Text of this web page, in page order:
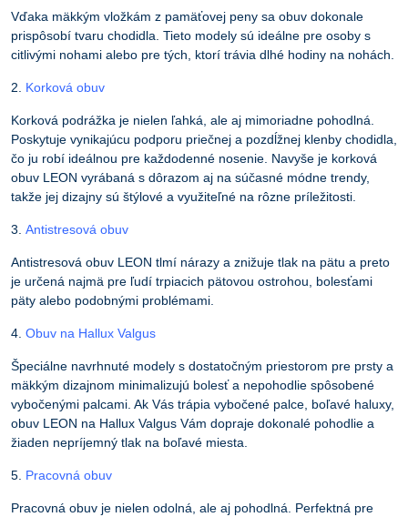
Vďaka mäkkým vložkám z pamäťovej peny sa obuv dokonale
prispôsobí tvaru chodidla. Tieto modely sú ideálne pre osoby s
citlivými nohami alebo pre tých, ktorí trávia dlhé hodiny na nohách.
2. Korková obuv
Korková podrážka je nielen ľahká, ale aj mimoriadne pohodlná.
Poskytuje vynikajúcu podporu priečnej a pozdĺžnej klenby chodidla,
čo ju robí ideálnou pre každodenné nosenie. Navyše je korková
obuv LEON vyrábaná s dôrazom aj na súčasné módne trendy,
takže jej dizajny sú štýlové a využiteľné na rôzne príležitosti.
3. Antistresová obuv
Antistresová obuv LEON tlmí nárazy a znižuje tlak na pätu a preto
je určená najmä pre ľudí trpiacich pätovou ostrohou, bolesťami
päty alebo podobnými problémami.
4. Obuv na Hallux Valgus
Špeciálne navrhnuté modely s dostatočným priestorom pre prsty a
mäkkým dizajnom minimalizujú bolesť a nepohodlie spôsobené
vybočenými palcami. Ak Vás trápia vybočené palce, boľavé haluxy,
obuv LEON na Hallux Valgus Vám dopraje dokonalé pohodlie a
žiaden nepríjemný tlak na boľavé miesta.
5. Pracovná obuv
Pracovná obuv je nielen odolná, ale aj pohodlná. Perfektná pre